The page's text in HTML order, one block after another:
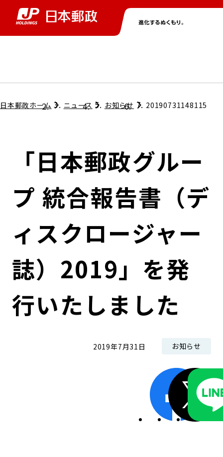
グループ情報トップ
コンプライアンス
ガバナンス
コンダクト向上の取組み
ローカル共創イニシアティブ
株主・投資家情報トップ
個人投資家のみなさまへ
株式情報
財務情報・IR資料
IRニュース
ニューストップ
サステナビリティトップ
担当役員メッセージ
サステナビリティマネジメント
持続可能な金融のフレームワーク
環境
採用情報トップ
日本郵政ホーム ニュース お知らせ 20190731148115
「日本郵政グルー
プ 統合報告書（デ
ィスクロージャー
誌）2019」を発
行いたしました
2019年7月31日 お知らせ